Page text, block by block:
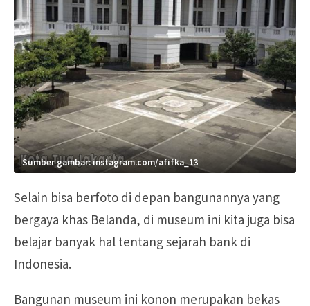
Sumber gambar: instagram.com/afifka_13
Selain bisa berfoto di depan bangunannya yang
bergaya khas Belanda, di museum ini kita juga bisa
belajar banyak hal tentang sejarah bank di
Indonesia.
Bangunan museum ini konon merupakan bekas